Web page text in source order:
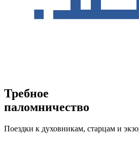
Требное
паломничество
Поездки к духовникам, старцам и